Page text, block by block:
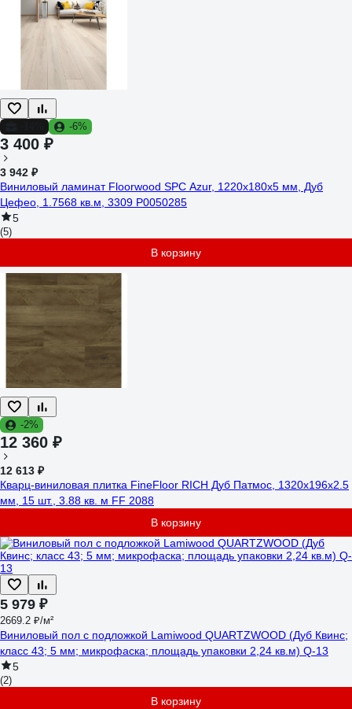
-6%
3 400 ₽
3 942 ₽
Виниловый ламинат Floorwood SPC Azur, 1220x180x5 мм, Дуб
Цефео, 1.7568 кв.м, 3309 Р0050285
5
(5)
В корзину
-2%
12 360 ₽
12 613 ₽
Кварц-виниловая плитка FineFloor RICH Дуб Патмос, 1320х196х2.5
мм, 15 шт., 3.88 кв. м FF 2088
В корзину
5 979 ₽
2669.2 ₽/м²
Виниловый пол с подложкой Lamiwood QUARTZWOOD (Дуб Квинс;
класс 43; 5 мм; микрофаска; площадь упаковки 2,24 кв.м) Q-13
5
(2)
В корзину